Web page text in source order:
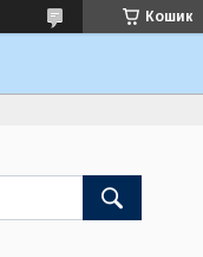
Кошик